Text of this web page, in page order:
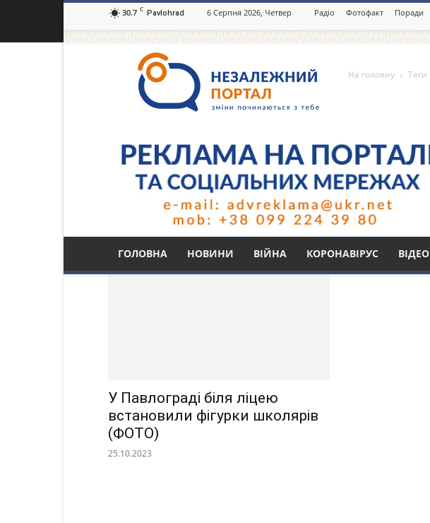
30.7 C Pavlohrad 6 Серпня 2026, Четвер Радіо Фотофакт Поради
портал
Павлоград.dp.ua
ГОЛОВНА НОВИНИ ВІЙНА КОРОНАВІРУС ВІДЕО
На головну Теги
Тег: фігурка школяра
У Павлограді біля ліцею
встановили фігурки школярів
(ФОТО)
25.10.2023